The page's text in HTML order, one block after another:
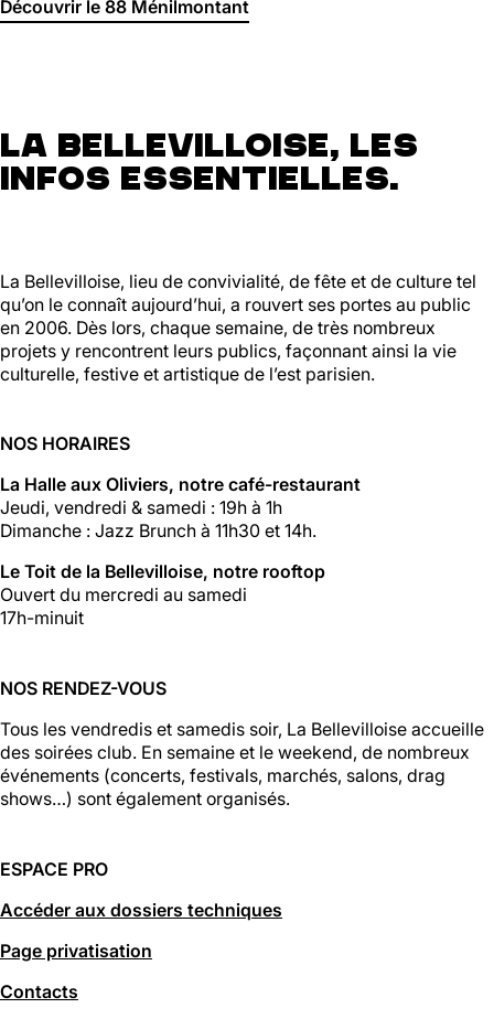
Découvrir le 88 Ménilmontant
La Bellevilloise, les
infos essentielles.
La Bellevilloise, lieu de convivialité, de fête et de culture tel
qu’on le connaît aujourd’hui, a rouvert ses portes au public
en 2006. Dès lors, chaque semaine, de très nombreux
projets y rencontrent leurs publics, façonnant ainsi la vie
culturelle, festive et artistique de l’est parisien.
NOS HORAIRES
La Halle aux Oliviers, notre café-restaurant
Jeudi, vendredi & samedi : 19h à 1h
Dimanche : Jazz Brunch à 11h30 et 14h.
Le Toit de la Bellevilloise, notre rooftop
Ouvert du mercredi au samedi
17h-minuit
NOS RENDEZ-VOUS
Tous les vendredis et samedis soir, La Bellevilloise accueille
des soirées club. En semaine et le weekend, de nombreux
événements (concerts, festivals, marchés, salons, drag
shows…) sont également organisés.
ESPACE PRO
Accéder aux dossiers techniques
Page privatisation
Contacts